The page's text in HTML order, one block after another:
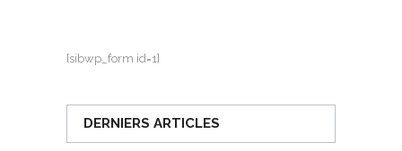
[sibwp_form id=1]
DERNIERS ARTICLES